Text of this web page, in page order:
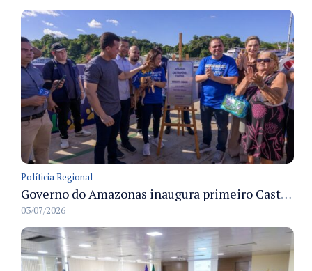
Políticia Regional
Governo do Amazonas inaugura primeiro Castramóvel Fluvial para atendimento veterinário às comunidades ribeirinhas e castração gratuita
03/07/2026